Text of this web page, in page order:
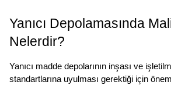
Yanıcı Depolamasında
Nelerdir?
Yanıcı madde depolarının inşası ve
standartlarına uyulması gerektiği için